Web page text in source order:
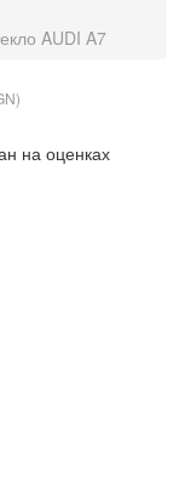
AUDI A7
)
на оценках